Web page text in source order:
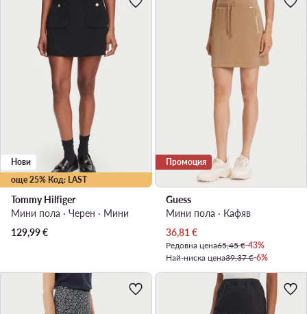
още 25% Код: LAST
Нови
Tommy Hilfiger
Мини пола · Черен · Мини
129,99€
Промоция
Guess
Мини пола · Кафяв
Актуална цена
36,81 €
Редовна цена65,45 €-43%
Най-ниска цена39,37 €-6%